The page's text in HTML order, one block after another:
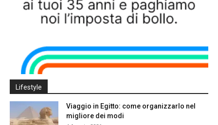
Lifestyle
Viaggio in Egitto: come organizzarlo nel
migliore dei modi